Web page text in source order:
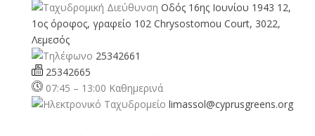
Οδός 16ης Ιουνίου 1943 12,
1ος όροφος, γραφείο 102 Chrysostomou Court, 3022,
Λεμεσός
25342661
25342665
07:45 – 13:00 Καθημερινά
limassol@cyprusgreens.org